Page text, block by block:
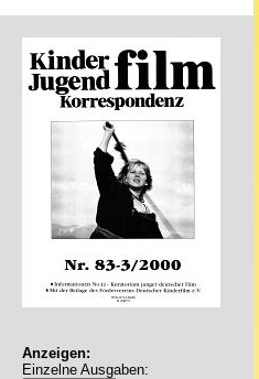
Anzeigen:
Einzelne Ausgaben: